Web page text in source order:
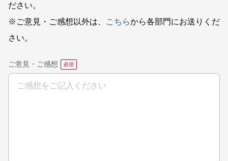
ださい。
※ご意見・ご感想以外は、
こちらから各部門にお送りくだ
さい。
ご意見・ご感想